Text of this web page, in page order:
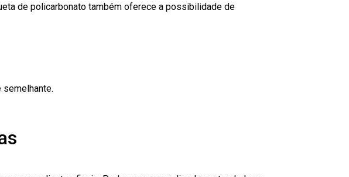
de policarbonato também oferece a possibilidade de